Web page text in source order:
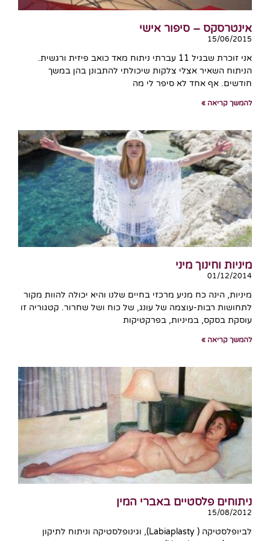
אינטרסקס – סיפור אישי
15/06/2015
אני זוכרת שבגיל 11 עברתי ניתוח מאד כואב פיזית ורגשית.
הניתוח השאיר אצלי צלקות שיכולתי להתבונן בהן במשך
חודשים. אף אחד לא סיפר לי מה
להמשך קריאה »
מיניות וחינוך מיני
01/12/2014
מיניות, הינה כח מניע מרכזי בחיים שלנו והיא יכולה להוות מקור
לתחושות רבות-עוצמה של עונג, של כוח ושל שחרור. קטגוריה זו
עוסקת בסקס, במיניות, בפרקטיקות
להמשך קריאה »
ניתוחים פלסטיים באברי המין
15/08/2012
לביופלסטיקה ( Labiaplasty), וגינופלסטיקה וניתוח לתיקון